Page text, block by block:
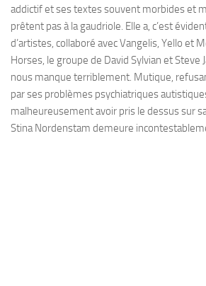
addictif et ses textes souvent morbides et
prêtent pas à la gaudriole. Elle a, c’est
d’artistes, collaboré avec Vangelis, Yello et
Horses, le groupe de David Sylvian et Steve
nous manque terriblement. Mutique,
par ses problèmes psychiatriques
malheureusement avoir pris le dessus sur
Stina Nordenstam demeure